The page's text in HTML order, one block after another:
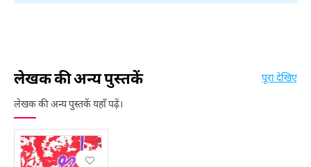
लेखक की अन्य पुस्तकें
लेखक की अन्य पुस्तकें यहाँ पढ़ें।
पूरा देखिए